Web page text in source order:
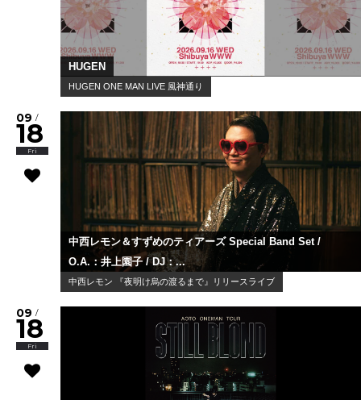
HUGEN
HUGEN ONE MAN LIVE 風神通り
09 /
18
Fri
中西レモン＆すずめのティアーズ Special Band Set /
O.A.：井上園子 / DJ：...
中西レモン 『夜明け烏の渡るまで』リリースライブ
09 /
18
Fri